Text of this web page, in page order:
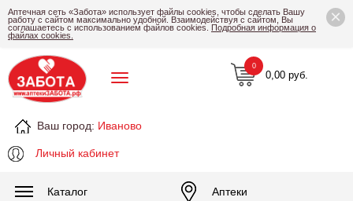
×
Аптечная сеть «Забота» использует файлы cookies, чтобы сделать Вашу
работу с сайтом максимально удобной. Взаимодействуя с сайтом, Вы
соглашаетесь с использованием файлов cookies. Подробная информация о
файлах cookies.
Ваш город: Иваново
Личный кабинет
0,00 руб.
0
Каталог Аптеки